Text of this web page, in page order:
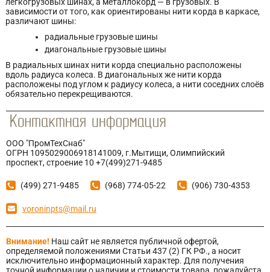
зависимости от того, как ориентированы нити корда в каркасе,
различают шины:
радиальные грузовые шины
диагональные грузовые шины
В радиальных шинах нити корда специально расположены
вдоль радиуса колеса. В диагональных же нити корда
расположены под углом к радиусу колеса, а нити соседних слоёв
обязательно перекрещиваются.
ООО "ПромТехСнаб"
ОГРН 1095029006918141009, г.Мытищи, Олимпийский
проспект, строение 10 +7(499)271-9485
(499) 271-9485 (968) 774-05-22 (906) 730-4353
voroninpts@mail.ru
Внимание! Наш сайт не является публичной офертой,
определяемой положениями Статьи 437 (2) ГК РФ., а носит
исключительно информационный характер. Для получения